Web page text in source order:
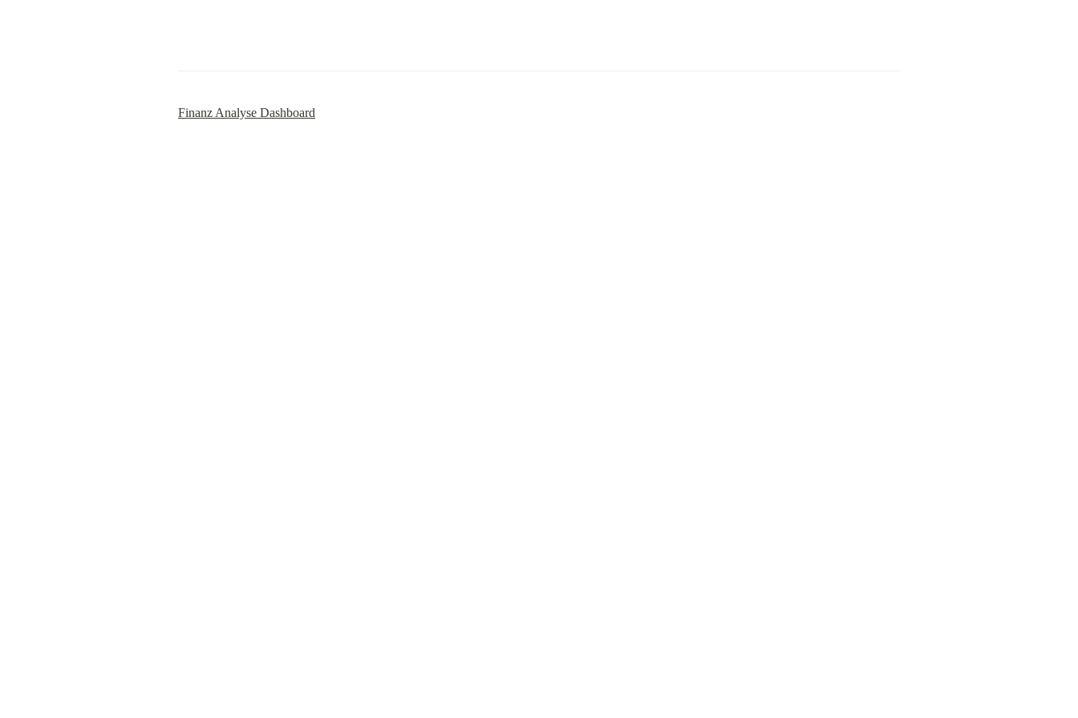
Finanz Analyse Dashboard